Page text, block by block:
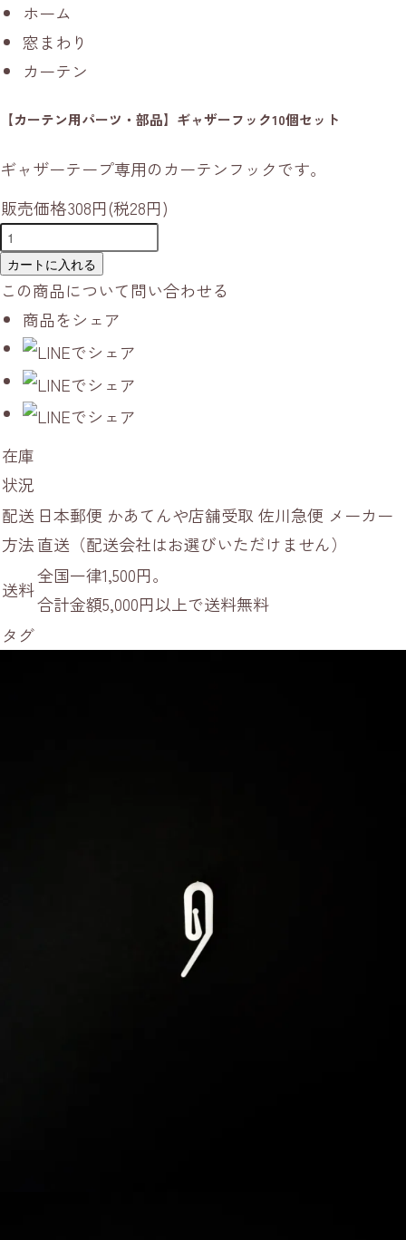
ホーム
窓まわり
カーテン
【カーテン用パーツ・部品】ギャザーフック10個セット
ギャザーテープ専用のカーテンフックです。
販売価格308円(税28円)
カートに入れる
この商品について問い合わせる
商品をシェア
在庫
状況
配送
方法
日本郵便 かあてんや店舗受取 佐川急便 メーカー
直送（配送会社はお選びいただけません）
送料
全国一律1,500円。
合計金額5,000円以上で送料無料
タグ